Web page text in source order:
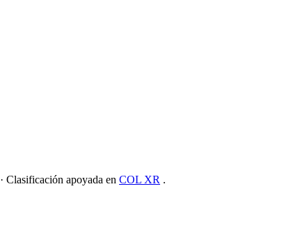
· Clasificación apoyada en COL XR .